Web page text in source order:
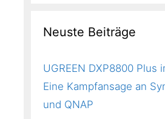
Neuste Beiträge
UGREEN DXP8800 Plus
Eine Kampfansage an
und QNAP